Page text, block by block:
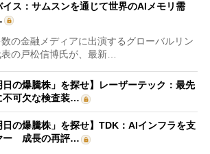
イス：サムスンを通じて世界のAIメモリ需
の金融メディアに出演するグローバルリン
の戸松信博氏が、最新…
日の爆騰株」を探せ】レーザーテック：最先
不可欠な検査装…
日の爆騰株」を探せ】TDK：AIインフラを支
ー 成長の再評…